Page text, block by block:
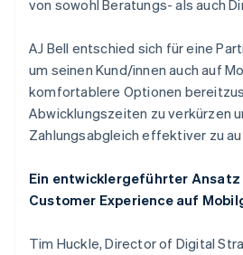
Erfahren Sie, wie
von sowohl Beratungs- als auch
AJ Bell entschied sich für eine
um seinen Kund/innen auch auf
komfortablere Optionen
Abwicklungszeiten zu verkürzen
Zahlungsabgleich effektiver zu
Ein entwicklergeführter Ansatz
Customer Experience auf
Tim Huckle, Director of Digital